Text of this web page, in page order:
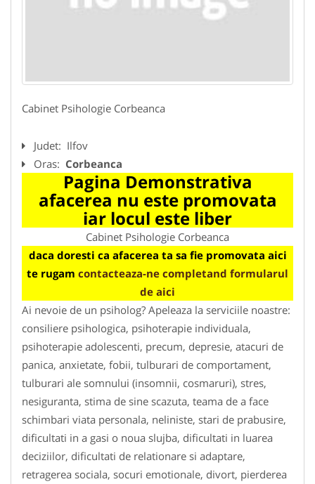
Cabinet Psihologie Corbeanca
Judet: Ilfov
Oras: Corbeanca
Pagina Demonstrativa
afacerea nu este promovata
iar locul este liber
Cabinet Psihologie Corbeanca
daca doresti ca afacerea ta sa fie promovata aici
te rugam contacteaza-ne completand formularul
de aici
Ai nevoie de un psiholog? Apeleaza la serviciile noastre:
consiliere psihologica, psihoterapie individuala,
psihoterapie adolescenti, precum, depresie, atacuri de
panica, anxietate, fobii, tulburari de comportament,
tulburari ale somnului (insomnii, cosmaruri), stres,
nesiguranta, stima de sine scazuta, teama de a face
schimbari viata personala, neliniste, stari de prabusire,
dificultati in a gasi o noua slujba, dificultati in luarea
deciziilor, dificultati de relationare si adaptare,
retragerea sociala, socuri emotionale, divort, pierderea